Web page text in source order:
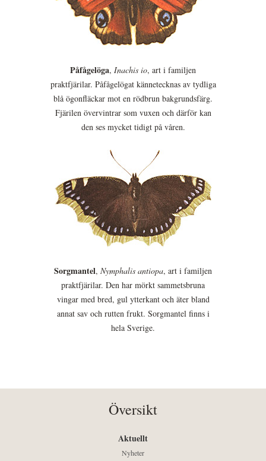
Påfågelöga, Inachis io, art i familjen
praktfjärilar. Påfågelögat kännetecknas av tydliga
blå ögonfläckar mot en rödbrun bakgrundsfärg.
Fjärilen övervintrar som vuxen och därför kan
den ses mycket tidigt på våren.
Sorgmantel, Nymphalis antiopa, art i familjen
praktfjärilar. Den har mörkt sammetsbruna
vingar med bred, gul ytterkant och äter bland
annat sav och rutten frukt. Sorgmantel finns i
hela Sverige.
Översikt
Aktuellt
Nyheter